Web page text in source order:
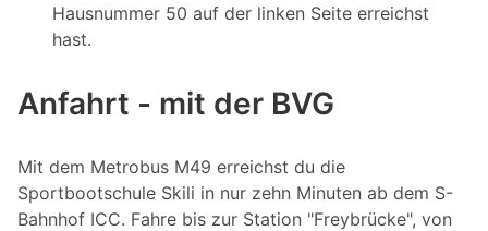
Hausnummer 50 auf der linken Seite erreichst
hast.
Anfahrt - mit der BVG
Mit dem Metrobus M49 erreichst du die
Sportbootschule Skili in nur zehn Minuten ab dem S-
Bahnhof ICC. Fahre bis zur Station "Freybrücke", von